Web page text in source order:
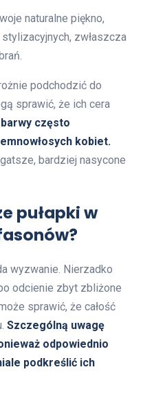
naturalne piękno,
zwłaszcza
podchodzić do
sprawić, że ich cera
często
kobiet.
bardziej nasycone
pułapki w
wyzwanie. Nierzadko
odcienie zbyt zbliżone
sprawić, że całość
Szczególną uwagę
odpowiednio
podkreślić ich